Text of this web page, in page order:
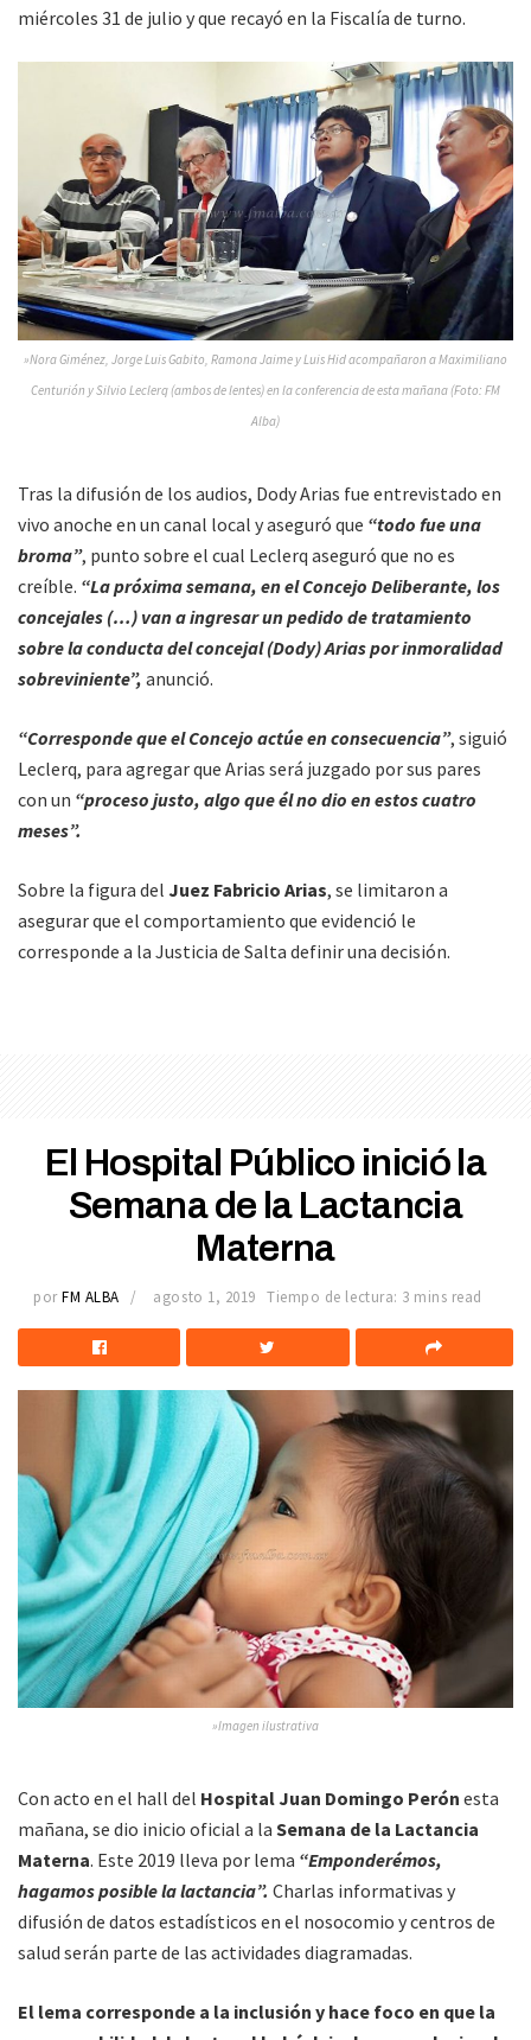
miércoles 31 de julio y que recayó en la Fiscalía de turno.
»Nora Giménez, Jorge Luis Gabito, Ramona Jaime y Luis Hid acompañaron a Maximiliano
Centurión y Silvio Leclerq (ambos de lentes) en la conferencia de esta mañana (Foto: FM
Alba)
Tras la difusión de los audios, Dody Arias fue entrevistado en
vivo anoche en un canal local y aseguró que “todo fue una
broma”, punto sobre el cual Leclerq aseguró que no es
creíble. “La próxima semana, en el Concejo Deliberante, los
concejales (…) van a ingresar un pedido de tratamiento
sobre la conducta del concejal (Dody) Arias por inmoralidad
sobreviniente”, anunció.
“Corresponde que el Concejo actúe en consecuencia”, siguió
Leclerq, para agregar que Arias será juzgado por sus pares
con un “proceso justo, algo que él no dio en estos cuatro
meses”.
Sobre la figura del Juez Fabricio Arias, se limitaron a
asegurar que el comportamiento que evidenció le
corresponde a la Justicia de Salta definir una decisión.
El Hospital Público inició la
Semana de la Lactancia
Materna
por FM ALBA agosto 1, 2019 Tiempo de lectura: 3 mins read
»Imagen ilustrativa
Con acto en el hall del Hospital Juan Domingo Perón esta
mañana, se dio inicio oficial a la Semana de la Lactancia
Materna. Este 2019 lleva por lema “Emponderémos,
hagamos posible la lactancia”. Charlas informativas y
difusión de datos estadísticos en el nosocomio y centros de
salud serán parte de las actividades diagramadas.
El lema corresponde a la inclusión y hace foco en que la